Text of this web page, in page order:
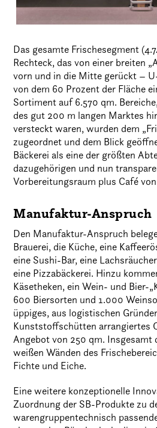
Das gesamte Frischesegment
Rechteck, das von einer breiten
vorn und in die Mitte gerückt –
von dem 60 Prozent der Fläche
Sortiment auf 6.570 qm.
des gut 200 m langen Marktes
versteckt waren, wurden dem
zugeordnet und dem Blick
Bäckerei als eine der größten
dazugehörigen und nun
Vorbereitungsraum plus Café
Manufaktur-Anspruch
Den Manufaktur-Anspruch
Brauerei, die Küche, eine
eine Sushi-Bar, eine
eine Pizzabäckerei. Hinzu
Käsetheken, ein Wein- und Bier-
600 Biersorten und 1.000
üppiges, aus logistischen
Kunststoffschütten arrangiertes
Angebot von 250 qm. Insgesamt
weißen Wänden des
Fichte und Eiche.
Eine weitere konzeptionelle
Zuordnung der SB-Produkte zu
warengruppentechnisch